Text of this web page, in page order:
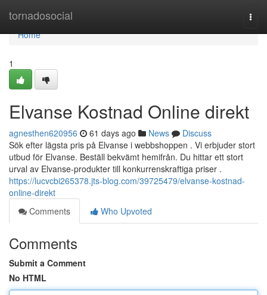
tornadosocial
Home
Home
1
Elvanse Kostnad Online direkt
agnesthen620956 61 days ago News
Discuss
Sök efter lägsta pris på Elvanse i webbshoppen . Vi erbjuder stort
utbud för Elvanse. Beställ bekvämt hemifrån. Du hittar ett stort
urval av Elvanse-produkter till konkurrenskraftiga priser .
https://lucvcbi265378.jts-blog.com/39725479/elvanse-kostnad-
online-direkt
Comments
Who Upvoted
Comments
Submit a Comment
No HTML